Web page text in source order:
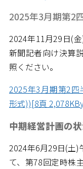
2025年3月期第2
2024年11月29日(
新聞記者向け決算
照ください。
2025年3月期第2四
形式))[8頁
中期経営計画の
2024年6月29日(土)
て、第78回定時株